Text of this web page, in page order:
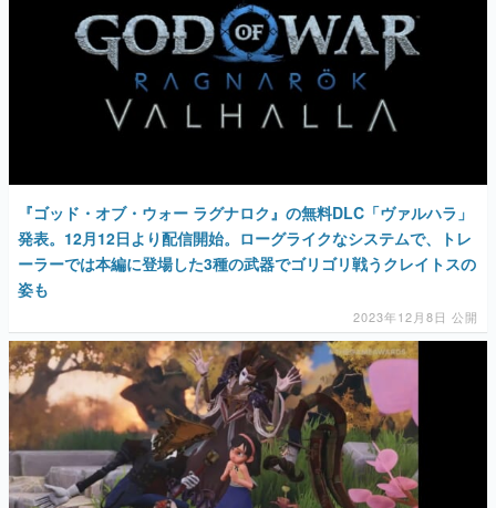
『ゴッド・オブ・ウォー ラグナロク』の無料DLC「ヴァルハラ」
発表。12月12日より配信開始。ローグライクなシステムで、トレ
ーラーでは本編に登場した3種の武器でゴリゴリ戦うクレイトスの
姿も
2023年12月8日 公開